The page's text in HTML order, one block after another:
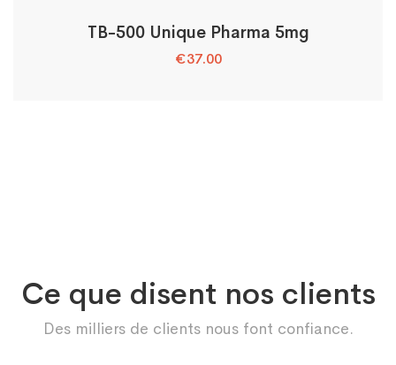
TB-500 Unique Pharma 5mg
€37.00
Ce que disent nos clients
Des milliers de clients nous font confiance.